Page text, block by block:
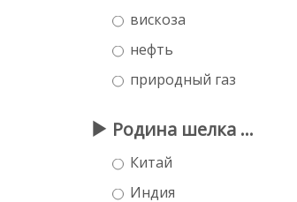
вискоза
нефть
природный газ
Родина шелка ...
Китай
Индия